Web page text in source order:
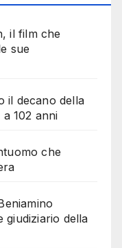
il film che
sue
il decano della
102 anni
che
giudiziario della